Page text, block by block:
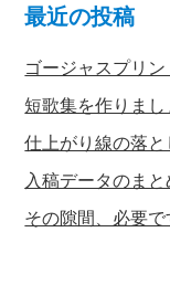
最近の投稿
ゴージャスプリ
短歌集を作りまし
仕上がり線の落と
入稿データのま
その隙間、必要で